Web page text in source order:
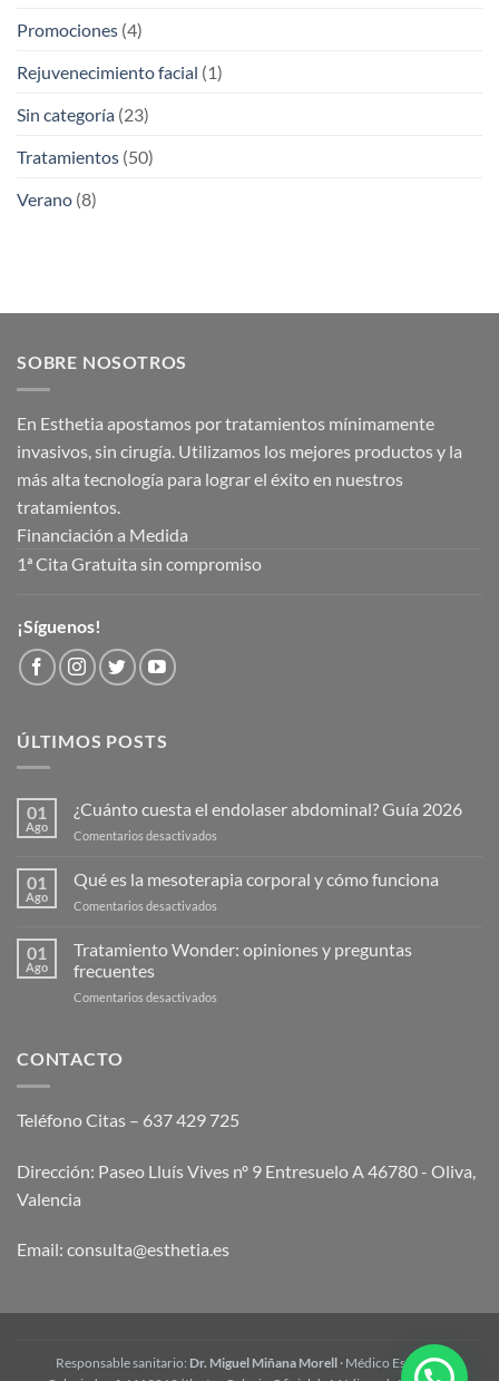
Promociones (4)
Rejuvenecimiento facial (1)
Sin categoría (23)
Tratamientos (50)
Verano (8)
SOBRE NOSOTROS
En Esthetia apostamos por tratamientos mínimamente
invasivos, sin cirugía. Utilizamos los mejores productos y la
más alta tecnología para lograr el éxito en nuestros
tratamientos.
Financiación a Medida
1ª Cita Gratuita sin compromiso
¡Síguenos!
ÚLTIMOS POSTS
01
Ago
¿Cuánto cuesta el endolaser abdominal? Guía 2026
Comentarios desactivados
cuesta
el
Guía
01
Ago
Qué es la mesoterapia corporal y cómo funciona
Comentarios desactivados
es
01
Ago
Tratamiento Wonder: opiniones y preguntas
frecuentes
Comentarios desactivados
CONTACTO
Teléfono Citas – 637 429 725
Dirección: Paseo Lluís Vives nº 9 Entresuelo A 46780 - Oliva,
Valencia
Email: consulta@esthetia.es
Responsable sanitario: Dr. Miguel Miñana Morell· Médico Estético ·